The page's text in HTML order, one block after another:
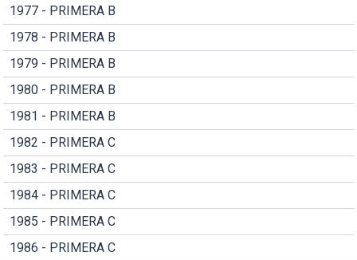
1977 - PRIMERA B
1978 - PRIMERA B
1979 - PRIMERA B
1980 - PRIMERA B
1981 - PRIMERA B
1982 - PRIMERA C
1983 - PRIMERA C
1984 - PRIMERA C
1985 - PRIMERA C
1986 - PRIMERA C